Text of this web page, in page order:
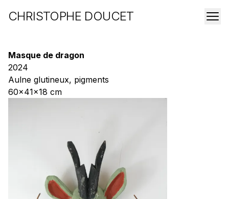
CHRISTOPHE DOUCET
Masque de dragon
2024
Aulne glutineux, pigments
60x41x18 cm